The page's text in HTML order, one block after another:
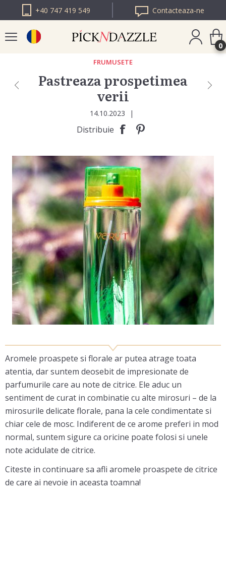
+40 747 419 549 Contacteaza-ne
PICK N DAZZLE
PICK N DAZZLE
0
FRUMUSETE
Pastreaza prospetimea
verii
14.10.2023 |
Distribuie
Aromele proaspete si florale ar putea atrage toata
atentia, dar suntem deosebit de impresionate de
parfumurile care au note de citrice. Ele aduc un
sentiment de curat in combinatie cu alte mirosuri – de la
mirosurile delicate florale, pana la cele condimentate si
chiar cele de mosc. Indiferent de ce arome preferi in mod
normal, suntem sigure ca oricine poate folosi si unele
note acidulate de citrice.
Citeste in continuare sa afli aromele proaspete de citrice
de care ai nevoie in aceasta toamna!